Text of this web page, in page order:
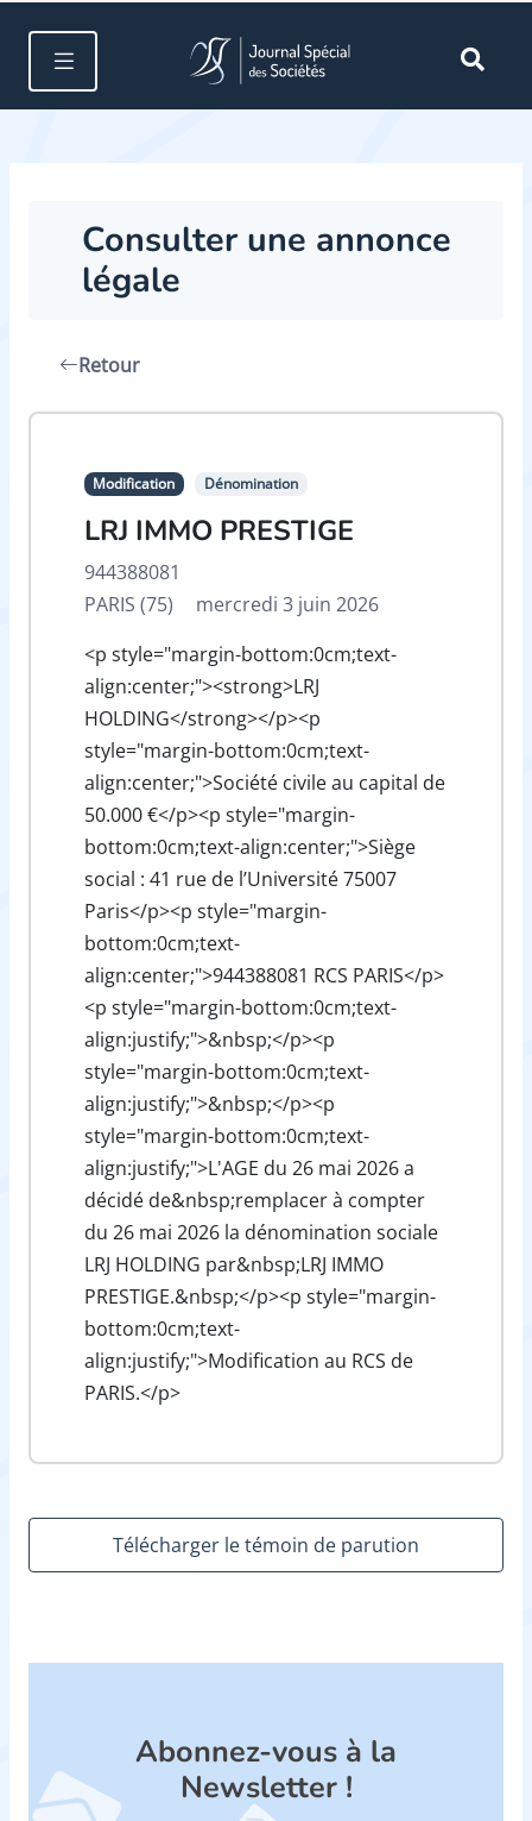
Consulter une annonce
légale
Retour
Modification Dénomination
LRJ IMMO PRESTIGE
944388081
PARIS (75)
mercredi 3 juin 2026
<p style="margin-bottom:0cm;text-
align:center;"><strong>LRJ
HOLDING</strong></p><p
style="margin-bottom:0cm;text-
align:center;">Société civile au capital de
50.000 €</p><p style="margin-
bottom:0cm;text-align:center;">Siège
social : 41 rue de l’Université 75007
Paris</p><p style="margin-
bottom:0cm;text-
align:center;">944388081 RCS PARIS</p>
<p style="margin-bottom:0cm;text-
align:justify;">&nbsp;</p><p
style="margin-bottom:0cm;text-
align:justify;">&nbsp;</p><p
style="margin-bottom:0cm;text-
align:justify;">L'AGE du 26 mai 2026 a
décidé de&nbsp;remplacer à compter
du 26 mai 2026 la dénomination sociale
LRJ HOLDING par&nbsp;LRJ IMMO
PRESTIGE.&nbsp;</p><p style="margin-
bottom:0cm;text-
align:justify;">Modification au RCS de
PARIS.</p>
Télécharger le témoin de parution
Abonnez-vous à la
Newsletter !